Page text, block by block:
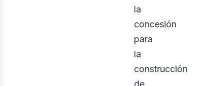
la
concesión
para
la
construcción
de